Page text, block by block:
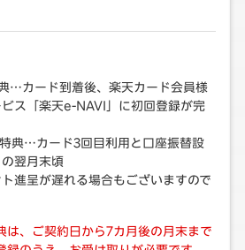
典…カード到着後、楽天カード会員様
ス「楽天e-NAVI」に初回登録が完
特典…カード3回目利用と口座振替設
翌月末頃
進呈が遅れる場合もございますので
は、ご契約日から7カ月後の月末まで